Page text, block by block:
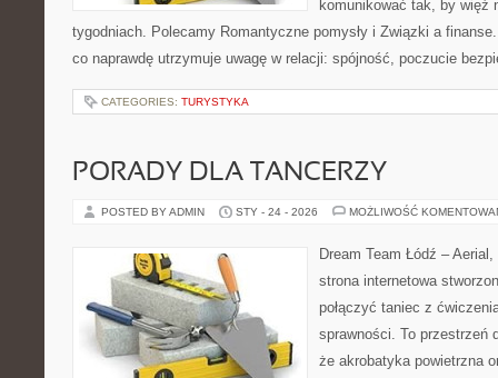
komunikować tak, by więź
tygodniach. Polecamy Romantyczne pomysły i Związki a
co naprawdę utrzymuje uwagę w relacji: spójność, poczucie
CATEGORIES: TURYSTYKA
PORADY DLA TANCERZY
POSTED BY ADMIN STY - 24 - 2026 MOŻLIWOŚĆ
Dream Team Łódź –
strona internetowa
połączyć taniec z
sprawności. To przestrzeń
że akrobatyka powietrzna